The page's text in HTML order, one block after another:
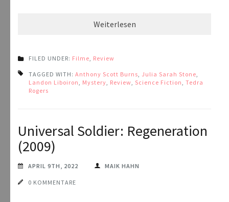
Weiterlesen
FILED UNDER: Filme Review
TAGGED WITH: Anthony Scott Burns Julia Sarah Stone
Landon Liboiron
Mystery Review Science Fiction Tedra
Rogers
Universal Soldier: Regeneration
(2009)
APRIL 9TH, 2022 MAIK HAHN
0 KOMMENTARE